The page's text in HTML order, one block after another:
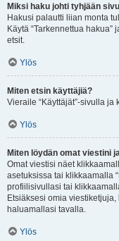
Miksi haku johti tyhjään
Hakusi palautti liian monta
Käytä “Tarkennettua
etsit.
Ylös
Miten etsin käyttäjiä?
Vieraile “Käyttäjät”-sivulla ja
Ylös
Miten löydän omat viestini
Omat viestisi näet
asetuksissa tai klikkaamalla
profiilisivullasi tai
Etsiäksesi omia
haluamallasi tavalla.
Ylös